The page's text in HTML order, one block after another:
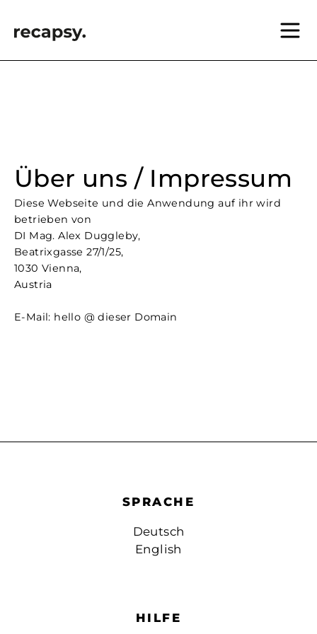
Über uns / Impressum
Diese Webseite und die Anwendung auf ihr wird
betrieben von
DI Mag. Alex Duggleby,
Beatrixgasse 27/1/25,
1030 Vienna,
Austria
E-Mail: hello @ dieser Domain
SPRACHE
Deutsch
English
HILFE